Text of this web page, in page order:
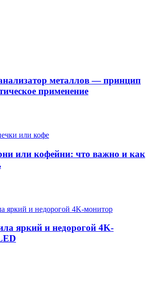
металлов — принцип
применение
или кофейни: что важно и как
яркий и недорогой 4K-